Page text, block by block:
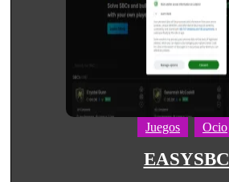
Juegos Ocio
EASYSBC